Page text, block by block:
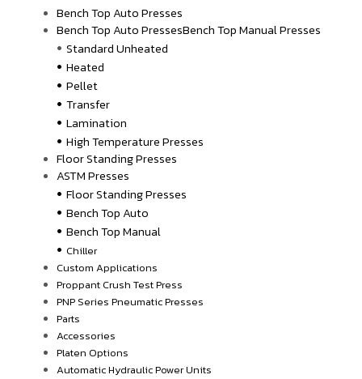
Bench Top Auto Presses
Bench Top Auto PressesBench Top Manual Presses
• Standard Unheated
• Heated
• Pellet
• Transfer
• Lamination
• High Temperature Presses
Floor Standing Presses
ASTM Presses
• Floor Standing Presses
• Bench Top Auto
• Bench Top Manual
• Chiller
Custom Applications
Proppant Crush Test Press
PNP Series Pneumatic Presses
Parts
Accessories
Platen Options
Automatic Hydraulic Power Units